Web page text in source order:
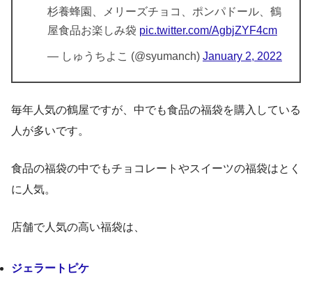
杉養蜂園、メリーズチョコ、ポンパドール、鶴
屋食品お楽しみ袋 pic.twitter.com/AgbjZYF4cm
— しゅうちよこ (@syumanch) January 2, 2022
毎年人気の鶴屋ですが、中でも食品の福袋を購入している
人が多いです。
食品の福袋の中でもチョコレートやスイーツの福袋はとく
に人気。
店舗で人気の高い福袋は、
ジェラートピケ